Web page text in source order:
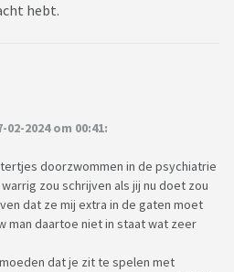
hebt.
2024 om 00:41:
doorzwommen in de psychiatrie
zou schrijven als jij nu doet zou
dat ze mij extra in de gaten moet
man daartoe niet in staat wat zeer
dat je zit te spelen met